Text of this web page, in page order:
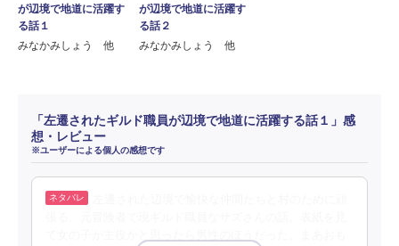
が辺境で地道に活躍す
る話１
みなかみしょう 他
が辺境で地道に活躍す
る話２
みなかみしょう 他
「左遷されたギルド職員が辺境で地道に活躍する話１」感
想・レビュー
※ユーザーによる個人の感想です